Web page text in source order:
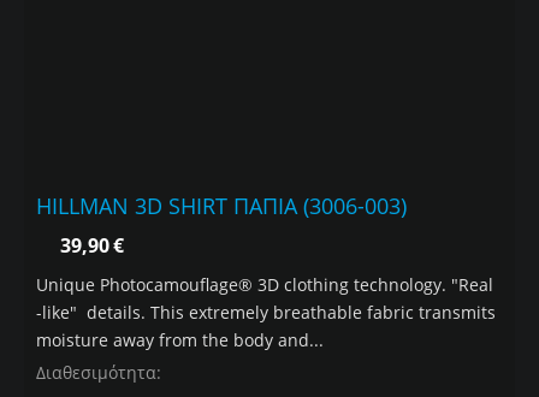
HILLMAN 3D SHIRT ΠΑΠΙΑ (3006-003)
39,90€
Unique Photocamouflage® 3D clothing technology. "Real
-like" details. This extremely breathable fabric transmits
moisture away from the body and...
Διαθεσιμότητα: